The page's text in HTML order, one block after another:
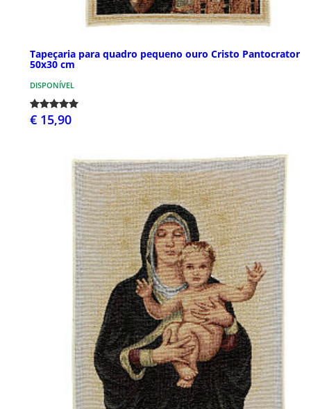
Tapeçaria para quadro pequeno ouro Cristo Pantocrator
50x30 cm
DISPONÍVEL
€ 15,90